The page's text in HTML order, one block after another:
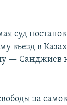
суд
въезд в
— Санджиев
за